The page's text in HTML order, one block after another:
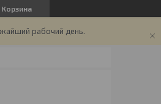
Корзина
рабочий день.